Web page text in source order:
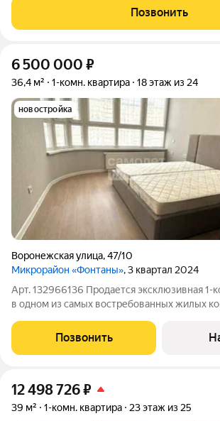
каждый дeнь? Эта квapтирa cоздaнa для теx,
кoмпpoмиcсaм между стилем и
Позвонить
6 500 000 ₽
36,4 м² 1-комн. квартира 18 этаж из 24
новостройка
Воронежская улица,47/10
Микрорайон «Фонтаны», 3 квартал 2024
Арт. 132966136 Продается эксклюзивная 1-
в одном из самых востребованных жилых
ценит комфорт, эстетику и готовность «под
Преимущества квартиры: Состояние:
Позвонить
12 498 726₽
39 м² 1-комн. квартира 23 этаж из 25